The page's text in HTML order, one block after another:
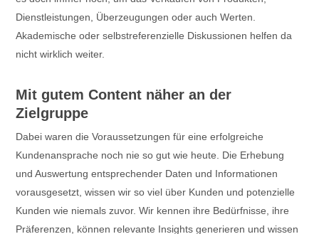
Dienstleistungen, Überzeugungen oder auch Werten.
Akademische oder selbstreferenzielle Diskussionen helfen da
nicht wirklich weiter.
Mit gutem Content näher an der
Zielgruppe
Dabei waren die Voraussetzungen für eine erfolgreiche
Kundenansprache noch nie so gut wie heute. Die Erhebung
und Auswertung entsprechender Daten und Informationen
vorausgesetzt, wissen wir so viel über Kunden und potenzielle
Kunden wie niemals zuvor. Wir kennen ihre Bedürfnisse, ihre
Präferenzen, können relevante Insights generieren und wissen